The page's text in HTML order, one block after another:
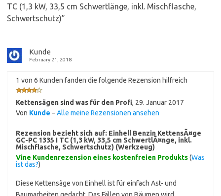
TC (1,3 kW, 33,5 cm Schwertlänge, inkl. Mischflasche,
Schwertschutz)”
Kunde
February 21, 2018
1 von 6 Kunden fanden die folgende Rezension hilfreich
Kettensägen sind was für den Profi, 29. Januar 2017
Von Kunde –Alle meine Rezensionen ansehen
Rezension bezieht sich auf: Einhell Benzin KettensÃ¤ge
GC-PC 1335 I TC (1,3 kW, 33,5 cm SchwertlÃ¤nge, inkl.
Mischflasche, Schwertschutz) (Werkzeug)
Vine Kundenrezension eines kostenfreien Produkts(Was
ist das?)
Diese Kettensäge von Einhell ist für einfach Ast- und